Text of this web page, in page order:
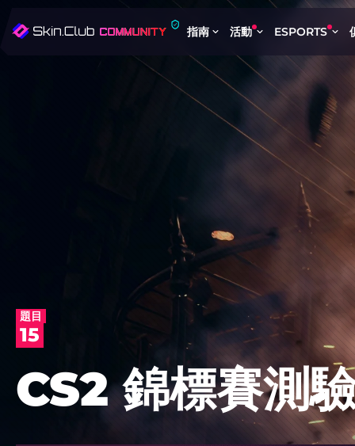
指南 活動 ESPORTS
題目
15
CS2 錦標賽測